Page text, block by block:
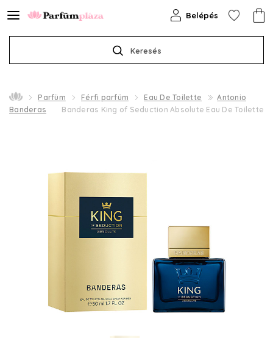
Keresés
Belépés
Parfüm Férfi parfüm Eau De Toilette
Antonio
Banderas
Banderas King of Seduction Absolute Eau De Toilette